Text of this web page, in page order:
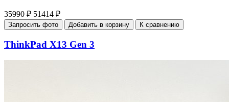
35990 ₽ 51414 ₽
Запросить фото Добавить в корзину К сравнению
ThinkPad X13 Gen 3